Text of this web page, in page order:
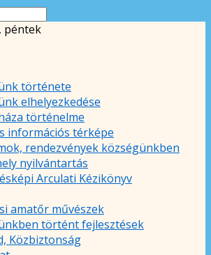
péntek
története
elhelyezkedése
történelme
információs térképe
rendezvények községünkben
nyilvántartás
Arculati Kézikönyv
amatőr művészek
történt fejlesztések
Közbiztonság